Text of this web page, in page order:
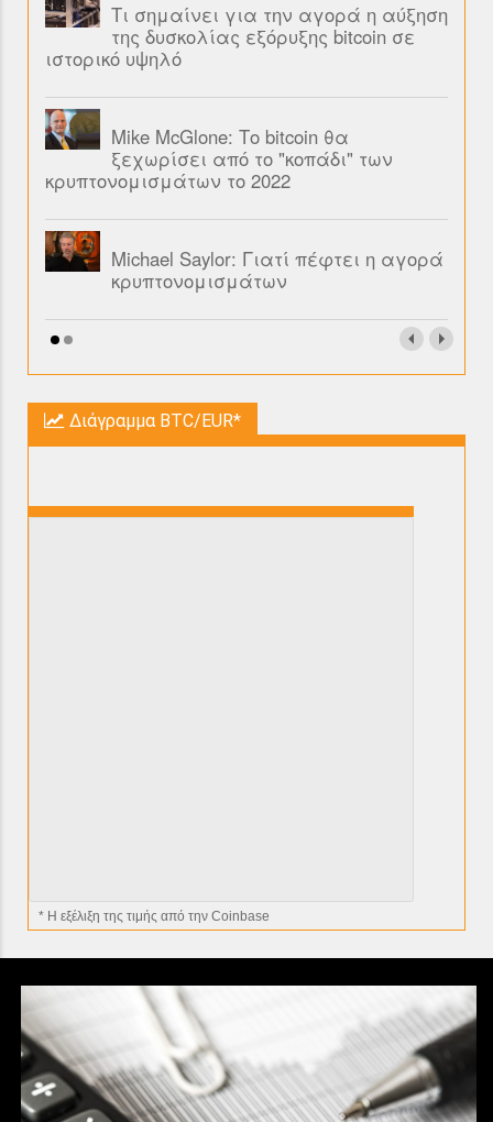
Τι σημαίνει για την αγορά η αύξηση
της δυσκολίας εξόρυξης bitcoin σε
ιστορικό υψηλό
Mike McGlone: Το bitcoin θα
ξεχωρίσει από το "κοπάδι" των
κρυπτονομισμάτων το 2022
Michael Saylor: Γιατί πέφτει η αγορά
κρυπτονομισμάτων
Διάγραμμα BTC/EUR*
* H εξέλιξη της τιμής από την Coinbase